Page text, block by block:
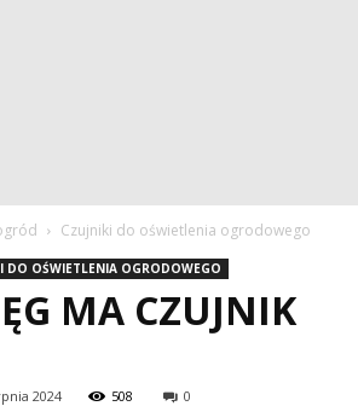
Czujniki do oświetlenia ogrodowego
DO OŚWIETLENIA OGRODOWEGO
MA CZUJNIK
2024 508 0